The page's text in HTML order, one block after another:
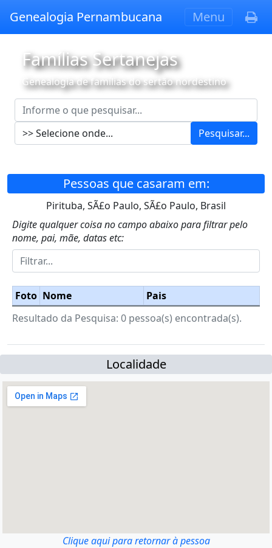
Genealogia Pernambucana Menu
Famílias Sertanejas
Genealogia de famílias do sertão nordestino
Pesquisar...
Pessoas que casaram em:
Pirituba, SÃ£o Paulo, SÃ£o Paulo, Brasil
Digite qualquer coisa no campo abaixo para filtrar pelo
nome, pai, mãe, datas etc:
Foto Nome
Pais
Resultado da Pesquisa: 0 pessoa(s) encontrada(s).
Localidade
Clique aqui para retornar à pessoa